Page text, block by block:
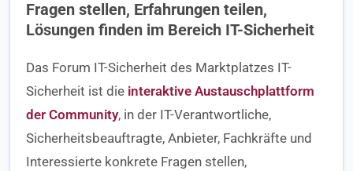
Fragen stellen, Erfahrungen teilen,
Lösungen finden im Bereich IT-Sicherheit
Das Forum IT-Sicherheit des Marktplatzes IT-
Sicherheit ist die interaktive Austauschplattform
der Community, in der IT-Verantwortliche,
Sicherheitsbeauftragte, Anbieter, Fachkräfte und
Interessierte konkrete Fragen stellen,